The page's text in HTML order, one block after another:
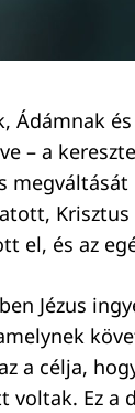
Ádámnak
– a
el, és az
Jézus
a célja,
voltak. Ez a